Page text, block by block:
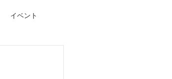
イベント